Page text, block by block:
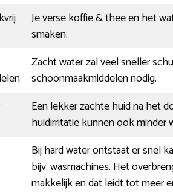
Je verse koffie & thee en het
smaken.
Zacht water zal veel sneller
schoonmaakmiddelen nodig.
Een lekker zachte huid na het
huidirritatie kunnen ook minder
Bij hard water ontstaat er snel
bijv. wasmachines. Het
makkelijk en dat leidt tot meer